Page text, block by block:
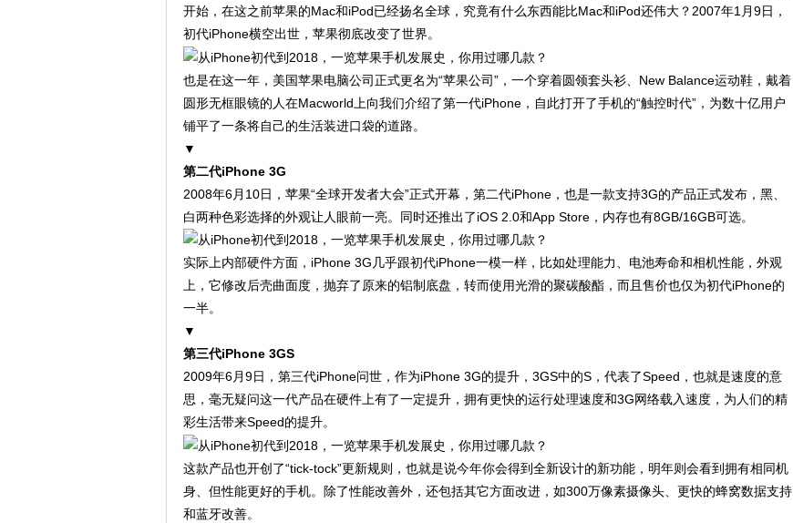
开始，在这之前苹果的Mac和iPod已经扬名全球，究竟有什么东西能比Mac和iPod还伟大？2007年1月9日，
初代iPhone横空出世，苹果彻底改变了世界。
也是在这一年，美国苹果电脑公司正式更名为“苹果公司”，一个穿着圆领套头衫、New Balance运动鞋，戴着
圆形无框眼镜的人在Macworld上向我们介绍了第一代iPhone，自此打开了手机的“触控时代”，为数十亿用户
铺平了一条将自己的生活装进口袋的道路。
▼
第二代iPhone 3G
2008年6月10日，苹果“全球开发者大会”正式开幕，第二代iPhone，也是一款支持3G的产品正式发布，黑、
白两种色彩选择的外观让人眼前一亮。同时还推出了iOS 2.0和App Store，内存也有8GB/16GB可选。
实际上内部硬件方面，iPhone 3G几乎跟初代iPhone一模一样，比如处理能力、电池寿命和相机性能，外观
上，它修改后壳曲面度，抛弃了原来的铝制底盘，转而使用光滑的聚碳酸酯，而且售价也仅为初代iPhone的
一半。
▼
第三代iPhone 3GS
2009年6月9日，第三代iPhone问世，作为iPhone 3G的提升，3GS中的S，代表了Speed，也就是速度的意
思，毫无疑问这一代产品在硬件上有了一定提升，拥有更快的运行处理速度和3G网络载入速度，为人们的精
彩生活带来Speed的提升。
这款产品也开创了“tick-tock”更新规则，也就是说今年你会得到全新设计的新功能，明年则会看到拥有相同机
身、但性能更好的手机。除了性能改善外，还包括其它方面改进，如300万像素摄像头、更快的蜂窝数据支持
和蓝牙改善。